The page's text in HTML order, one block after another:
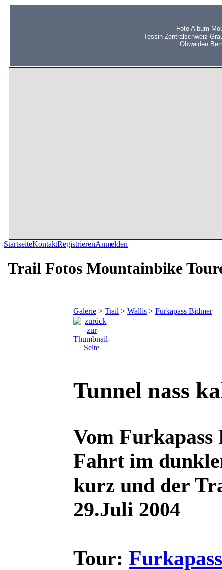
Foto Album
Tessin Zentralschweiz
Obwalden
StartseiteKontaktRegistrierenAnmelden
Trail Fotos Mountainbike
Galerie > Trail > Wallis > Furkapass Bidmer
Tunnel nass
Vom
Fahrt im
kurz und der
29.Juli 2004
Tour: